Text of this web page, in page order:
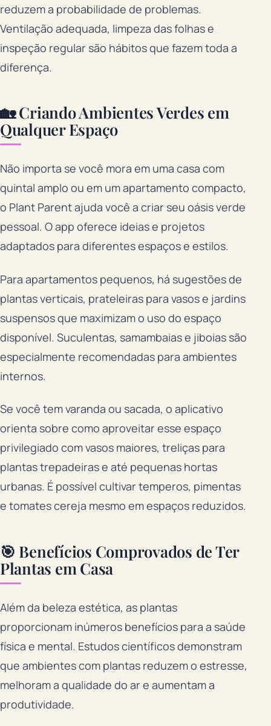
reduzem a probabilidade de problemas.
Ventilação adequada, limpeza das folhas e
inspeção regular são hábitos que fazem toda a
diferença.
🏡 Criando Ambientes Verdes em
Qualquer Espaço
Não importa se você mora em uma casa com
quintal amplo ou em um apartamento compacto,
o Plant Parent ajuda você a criar seu oásis verde
pessoal. O app oferece ideias e projetos
adaptados para diferentes espaços e estilos.
Para apartamentos pequenos, há sugestões de
plantas verticais, prateleiras para vasos e jardins
suspensos que maximizam o uso do espaço
disponível. Suculentas, samambaias e jiboias são
especialmente recomendadas para ambientes
internos.
Se você tem varanda ou sacada, o aplicativo
orienta sobre como aproveitar esse espaço
privilegiado com vasos maiores, treliças para
plantas trepadeiras e até pequenas hortas
urbanas. É possível cultivar temperos, pimentas
e tomates cereja mesmo em espaços reduzidos.
🎯 Benefícios Comprovados de Ter
Plantas em Casa
Além da beleza estética, as plantas
proporcionam inúmeros benefícios para a saúde
física e mental. Estudos científicos demonstram
que ambientes com plantas reduzem o estresse,
melhoram a qualidade do ar e aumentam a
produtividade.